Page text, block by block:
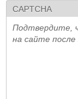
CAPTCHA
Подтвердите,
на сайте